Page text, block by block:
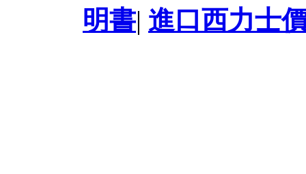
明書| 進口西力士